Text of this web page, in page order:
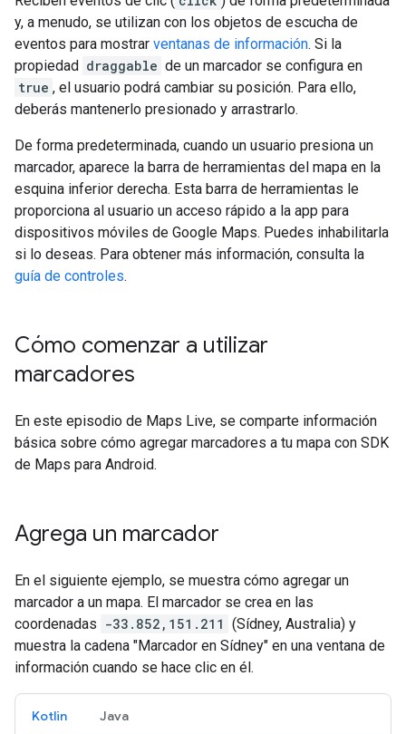
y, a menudo, se utilizan con los objetos de escucha de
eventos para mostrar ventanas de información. Si la
propiedad draggable de un marcador se configura en
true , el usuario podrá cambiar su posición. Para ello,
deberás mantenerlo presionado y arrastrarlo.
De forma predeterminada, cuando un usuario presiona un
marcador, aparece la barra de herramientas del mapa en la
esquina inferior derecha. Esta barra de herramientas le
proporciona al usuario un acceso rápido a la app para
dispositivos móviles de Google Maps. Puedes inhabilitarla
si lo deseas. Para obtener más información, consulta la
guía de controles.
Cómo comenzar a utilizar
marcadores
En este episodio de Maps Live, se comparte información
básica sobre cómo agregar marcadores a tu mapa con SDK
de Maps para Android.
Agrega un marcador
En el siguiente ejemplo, se muestra cómo agregar un
marcador a un mapa. El marcador se crea en las
coordenadas -33.852,151.211 (Sídney, Australia) y
muestra la cadena "Marcador en Sídney" en una ventana de
información cuando se hace clic en él.
Kotlin Java